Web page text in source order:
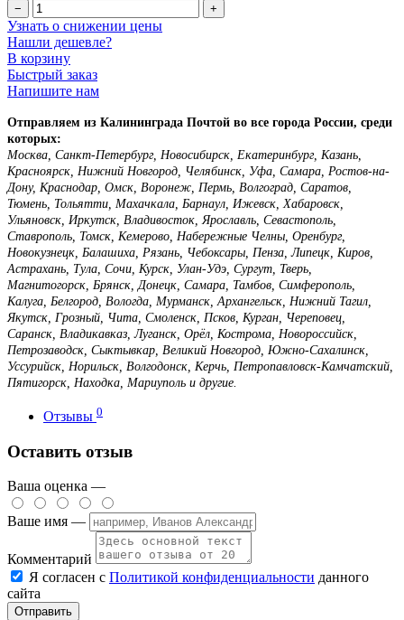
− +
Узнать о снижении цены
Нашли дешевле?
В корзину
Быстрый заказ
Напишите нам
Отправляем из Калининграда Почтой во все города России, среди
которых:
Москва, Санкт-Петербург, Новосибирск, Екатеринбург, Казань,
Красноярск, Нижний Новгород, Челябинск, Уфа, Самара, Ростов-на-
Дону, Краснодар, Омск, Воронеж, Пермь, Волгоград, Саратов,
Тюмень, Тольятти, Махачкала, Барнаул, Ижевск, Хабаровск,
Ульяновск, Иркутск, Владивосток, Ярославль, Севастополь,
Ставрополь, Томск, Кемерово, Набережные Челны, Оренбург,
Новокузнецк, Балашиха, Рязань, Чебоксары, Пенза, Липецк, Киров,
Астрахань, Тула, Сочи, Курск, Улан-Удэ, Сургут, Тверь,
Магнитогорск, Брянск, Донецк, Самара, Тамбов, Симферополь,
Калуга, Белгород, Вологда, Мурманск, Архангельск, Нижний Тагил,
Якутск, Грозный, Чита, Смоленск, Псков, Курган, Череповец,
Саранск, Владикавказ, Луганск, Орёл, Кострома, Новороссийск,
Петрозаводск, Сыктывкар, Великий Новгород, Южно-Сахалинск,
Уссурийск, Норильск, Волгодонск, Керчь, Петропавловск-Камчатский,
Пятигорск, Находка, Мариуполь и другие.
Отзывы 0
Оставить отзыв
Ваша оценка —
Ваше имя —
Комментарий
Я согласен с Политикой конфиденциальности данного
сайта